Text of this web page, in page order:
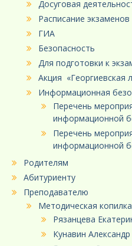
Досуговая
Расписание экзаменов
ГИА
Безопасность
Для подготовки к
Акция «Георгиевская
Информационная
Перечень
информационной
Перечень
информационной
Родителям
Абитуриенту
Преподавателю
Методическая
Рязанцева
Кунавин